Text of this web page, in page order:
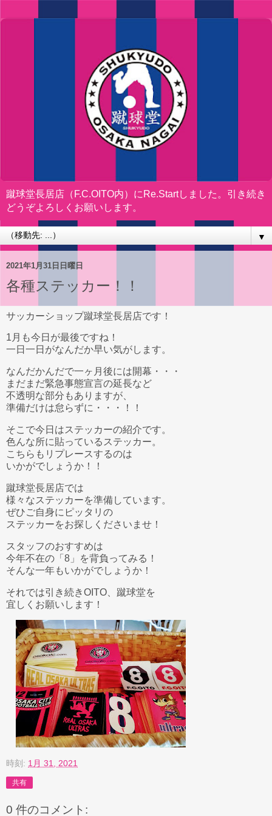
蹴球堂長居店（F.C.OITO内）にRe.Startしました。引き続き
どうぞよろしくお願いします。
▼
2021年1月31日日曜日
各種ステッカー！！
サッカーショップ蹴球堂長居店です！
1月も今日が最後ですね！
一日一日がなんだか早い気がします。
なんだかんだで一ヶ月後には開幕・・・
まだまだ緊急事態宣言の延長など
不透明な部分もありますが、
準備だけは怠らずに・・・！！
そこで今日はステッカーの紹介です。
色んな所に貼っているステッカー。
こちらもリプレースするのは
いかがでしょうか！！
蹴球堂長居店では
様々なステッカーを準備しています。
ぜひご自身にピッタリの
ステッカーをお探しくださいませ！
スタッフのおすすめは
今年不在の「8」を背負ってみる！
そんな一年もいかがでしょうか！
それでは引き続きOITO、蹴球堂を
宜しくお願いします！
時刻: 1月 31, 2021
共有
0 件のコメント: